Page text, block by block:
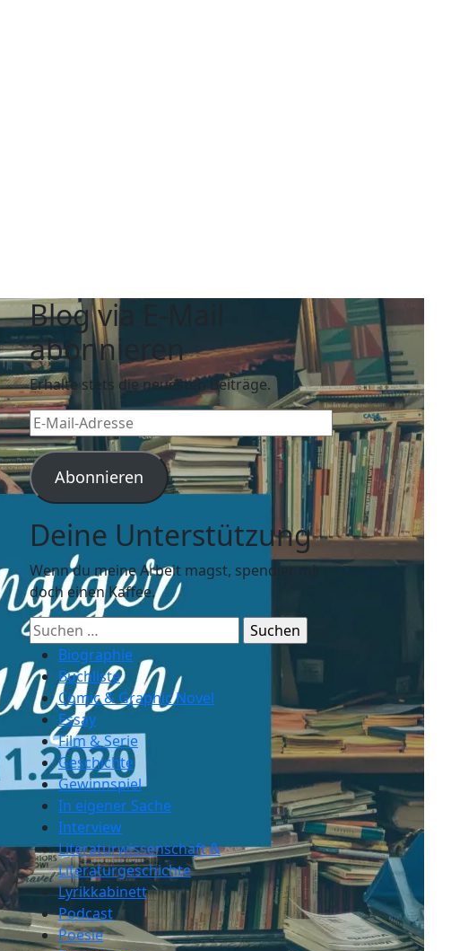
Blog via E-Mail
abonnieren
Erhalte stets die neuesten Beiträge.
E-
Mail-
Adresse
Abonnieren
Deine Unterstützung
Wenn du meine Arbeit magst, spendier mir
doch einen Kaffee.
Suchen
nach:Biographie
Buchliste
Comic & Graphic Novel
Essay
Film & Serie
Geschichte
Gewinnspiel
In eigener Sache
Interview
Literaturwissenschaft &
Literaturgeschichte
Lyrikkabinett
Podcast
Poesie